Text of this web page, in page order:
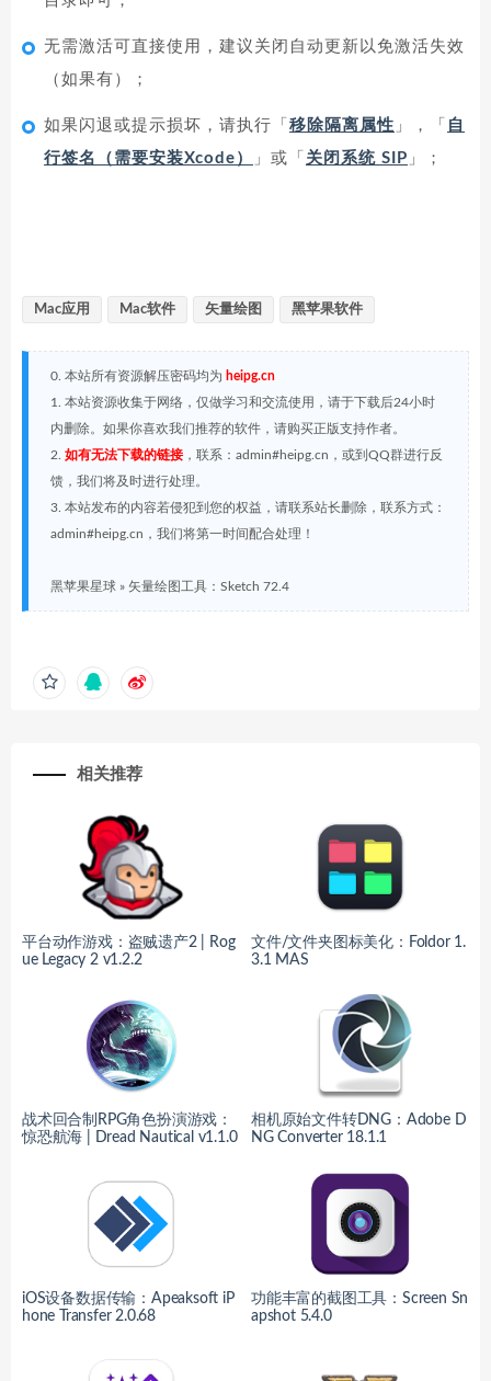
无需激活可直接使用，建议关闭自动更新以免激活失效
（如果有）；
如果闪退或提示损坏，请执行「 移除隔离属性 」，「 自
行签名（需要安装Xcode）
」或「 关闭系统 SIP 」；
Mac应用 Mac软件 矢量绘图 黑苹果软件
0. 本站所有资源解压密码均为 heipg.cn
1. 本站资源收集于网络，仅做学习和交流使用，请于下载后24小时
内删除。如果你喜欢我们推荐的软件，请购买正版支持作者。
2. 如有无法下载的链接，联系：admin#heipg.cn，或到QQ群进行反
馈，我们将及时进行处理。
3. 本站发布的内容若侵犯到您的权益，请联系站长删除，联系方式：
admin#heipg.cn，我们将第一时间配合处理！
黑苹果星球 » 矢量绘图工具：Sketch 72.4
相关推荐
平台动作游戏：盗贼遗产2 | Rog
ue Legacy 2 v1.2.2
文件/文件夹图标美化：Foldor 1.
3.1 MAS
战术回合制RPG角色扮演游戏：
惊恐航海 | Dread Nautical v1.1.0
相机原始文件转DNG：Adobe D
NG Converter 18.1.1
iOS设备数据传输：Apeaksoft iP
hone Transfer 2.0.68
功能丰富的截图工具：Screen Sn
apshot 5.4.0